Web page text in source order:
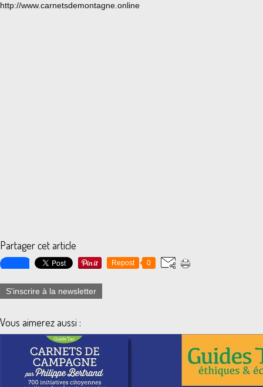
http://www.carnetsdemontagne.online
Partager cet article
Repost 0
S'inscrire à la newsletter
Vous aimerez aussi :